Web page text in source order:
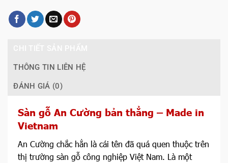
THÔNG TIN LIÊN HỆ
ĐÁNH GIÁ (0)
Sàn gỗ An Cường bản thẳng – Made in
Vietnam
An Cường chắc hẳn là cái tên đã quá quen thuộc trên
thị trường sàn gỗ công nghiệp Việt Nam. Là một